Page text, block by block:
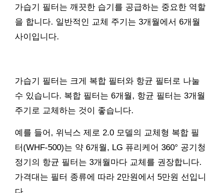
가습기 필터는 깨끗한 습기를 공급하는 중요한 역할
을 합니다. 일반적인 교체 주기는 3개월에서 6개월
사이입니다.
가습기 필터는 크게 복합 필터와 항균 필터로 나눌
수 있습니다. 복합 필터는 6개월, 항균 필터는 3개월
주기로 교체하는 것이 좋습니다.
예를 들어, 위닉스 제로 2.0 모델의 교체형 복합 필
터(WHF-500)는 약 6개월, LG 퓨리케어 360° 공기청
정기의 항균 필터는 3개월마다 교체를 권장합니다.
가격대는 필터 종류에 따라 2만원에서 5만원 선입니